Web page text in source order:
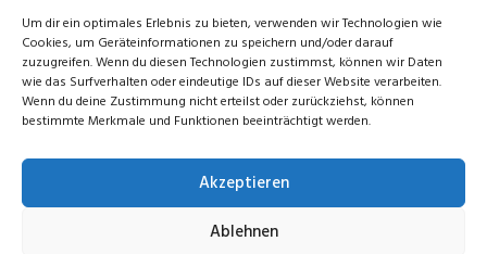
Um dir ein optimales Erlebnis zu bieten, verwenden wir Technologien wie
Cookies, um Geräteinformationen zu speichern und/oder darauf
zuzugreifen. Wenn du diesen Technologien zustimmst, können wir Daten
wie das Surfverhalten oder eindeutige IDs auf dieser Website verarbeiten.
Wenn du deine Zustimmung nicht erteilst oder zurückziehst, können
bestimmte Merkmale und Funktionen beeinträchtigt werden.
Akzeptieren
Ablehnen
© 2026 Jonas Zeidler. All rights reserved